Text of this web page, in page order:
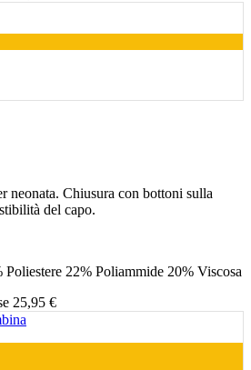
neonata. Chiusura con bottoni sulla
del capo.
22% Poliammide 20% Viscosa
25,95 €